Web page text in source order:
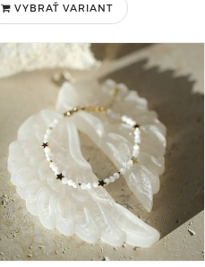
VYBRAŤ VARIANT